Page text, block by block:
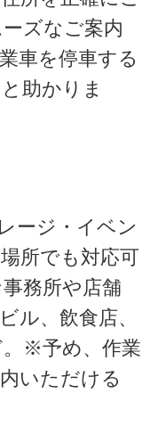
ズなご案内
車を停車する
助かりま
ージ・イベン
所でも対応可
務所や店舗
ル、飲食店、
※予め、作業
いただける